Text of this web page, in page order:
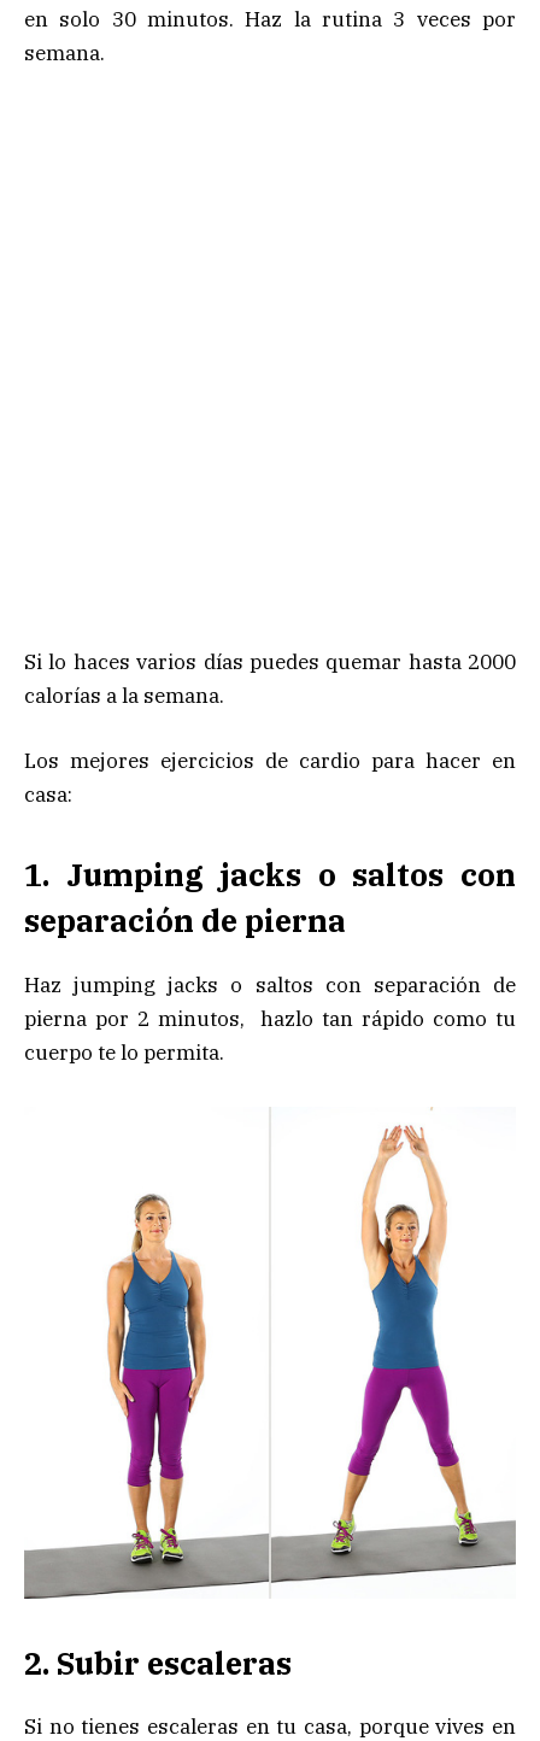
en solo 30 minutos. Haz la rutina 3 veces por
semana.
Si lo haces varios días puedes quemar hasta 2000
calorías a la semana.
Los mejores ejercicios de cardio para hacer en
casa:
1. Jumping jacks o saltos con
separación de pierna
Haz jumping jacks o saltos con separación de
pierna por 2 minutos, hazlo tan rápido como tu
cuerpo te lo permita.
2. Subir escaleras
Si no tienes escaleras en tu casa, porque vives en